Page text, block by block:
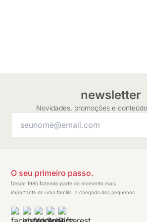
newsletter
Novidades, promoções e
O seu primeiro passo.
Desde 1985 fazendo parte do momento mais
importante de uma família: a chegada dos pequenos.